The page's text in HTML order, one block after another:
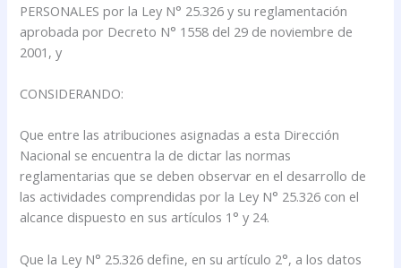
PERSONALES por la Ley N° 25.326 y su reglamentación
aprobada por Decreto N° 1558 del 29 de noviembre de
2001, y
CONSIDERANDO:
Que entre las atribuciones asignadas a esta Dirección
Nacional se encuentra la de dictar las normas
reglamentarias que se deben observar en el desarrollo de
las actividades comprendidas por la Ley N° 25.326 con el
alcance dispuesto en sus artículos 1° y 24.
Que la Ley N° 25.326 define, en su artículo 2°, a los datos